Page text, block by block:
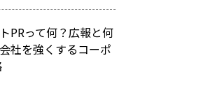
PRって何？広報と何
社を強くするコーポ